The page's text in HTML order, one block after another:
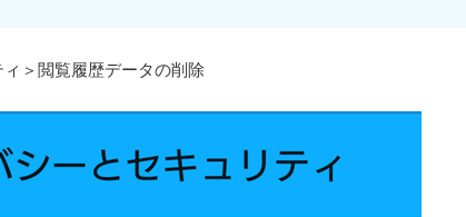
＞閲覧履歴データの削除